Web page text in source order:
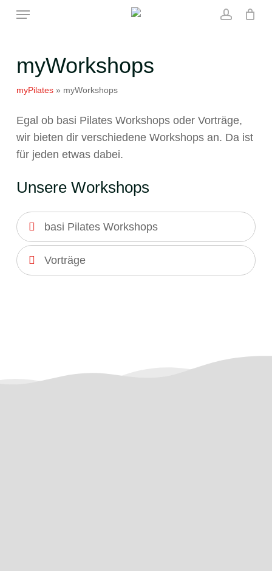
Skip
content
Menu
myWorkshops
myPilates» myWorkshops
Egal ob basi Pilates Workshops oder Vorträge,
wir bieten dir verschiedene Workshops an. Da ist
für jeden etwas dabei.
Unsere Workshops
basi Pilates Workshops
Vorträge